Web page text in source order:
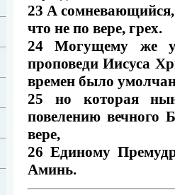
23 А сомневающийся,
что не по вере, грех.
24 Могущему же
проповеди Иисуса
времен было
25 но которая
повелению вечного
вере,
26 Единому
Аминь.